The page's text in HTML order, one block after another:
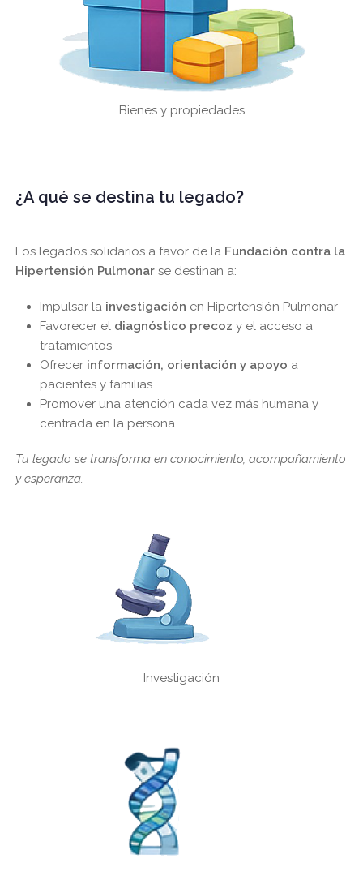
Bienes y propiedades
¿A qué se destina tu legado?
Los legados solidarios a favor de la Fundación contra la
Hipertensión Pulmonarse destinan a:
Impulsar la investigación en Hipertensión Pulmonar
Favorecer el diagnóstico precoz y el acceso a
tratamientos
Ofrecer información, orientación y apoyo a
pacientes y familias
Promover una atención cada vez más humana y
centrada en la persona
Tu legado se transforma en conocimiento, acompañamiento
y esperanza.
Investigación